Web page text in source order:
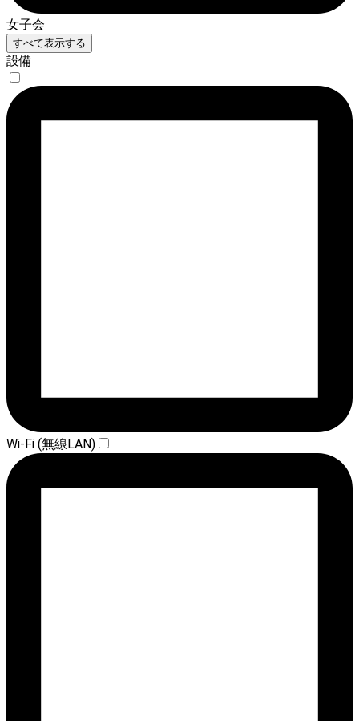
女子会
すべて表示する
設備
Wi-Fi (無線LAN)